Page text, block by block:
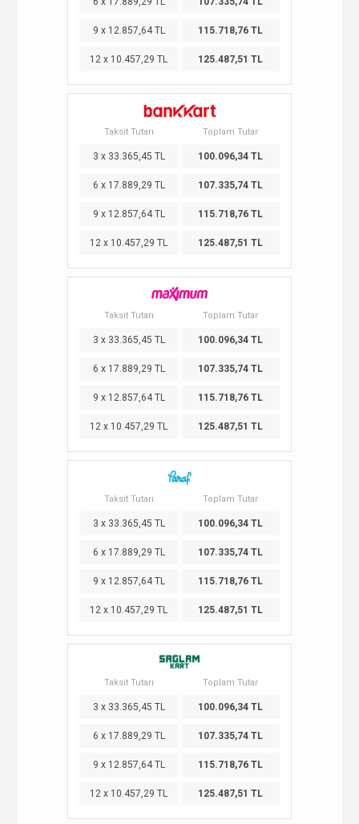
9 x 12.857,64 TL 115.718,76 TL
12 x 10.457,29 TL 125.487,51 TL
Taksit Tutarı Toplam Tutar
3 x 33.365,45 TL 100.096,34 TL
6 x 17.889,29 TL 107.335,74 TL
9 x 12.857,64 TL 115.718,76 TL
12 x 10.457,29 TL 125.487,51 TL
Taksit Tutarı Toplam Tutar
3 x 33.365,45 TL 100.096,34 TL
6 x 17.889,29 TL 107.335,74 TL
9 x 12.857,64 TL 115.718,76 TL
12 x 10.457,29 TL 125.487,51 TL
Taksit Tutarı Toplam Tutar
3 x 33.365,45 TL 100.096,34 TL
6 x 17.889,29 TL 107.335,74 TL
9 x 12.857,64 TL 115.718,76 TL
12 x 10.457,29 TL 125.487,51 TL
Taksit Tutarı Toplam Tutar
3 x 33.365,45 TL 100.096,34 TL
6 x 17.889,29 TL 107.335,74 TL
9 x 12.857,64 TL 115.718,76 TL
12 x 10.457,29 TL 125.487,51 TL